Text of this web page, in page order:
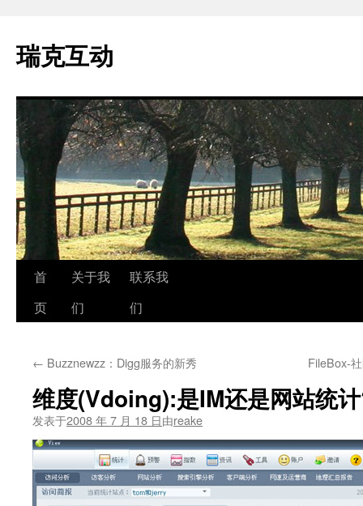
瑞克互动
跳
至
文
首
页
关于我
们
联系我
们
← Buzznewzz：Digg服务的新秀 FileBox-
维度(Vdoing):是IM还是网站统
发表于2008 年 7 月 18 日由reake